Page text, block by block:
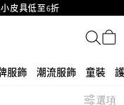
小皮具低至6折
限時原價低至75折!
價低至6折，立即入手!
、CHANEL及LV專區！
！
服飾 潮流服飾 童裝
選項